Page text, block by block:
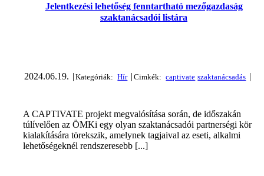
Jelentkezési lehetőség fenntartható mezőgazdaság
szaktanácsadói listára
2024.06.19. | | |
A CAPTIVATE projekt megvalósítása során, de időszakán
túlívelően az ÖMKi egy olyan szaktanácsadói partnerségi kör
kialakítására törekszik, amelynek tagjaival az eseti, alkalmi
lehetőségeknél rendszeresebb [...]